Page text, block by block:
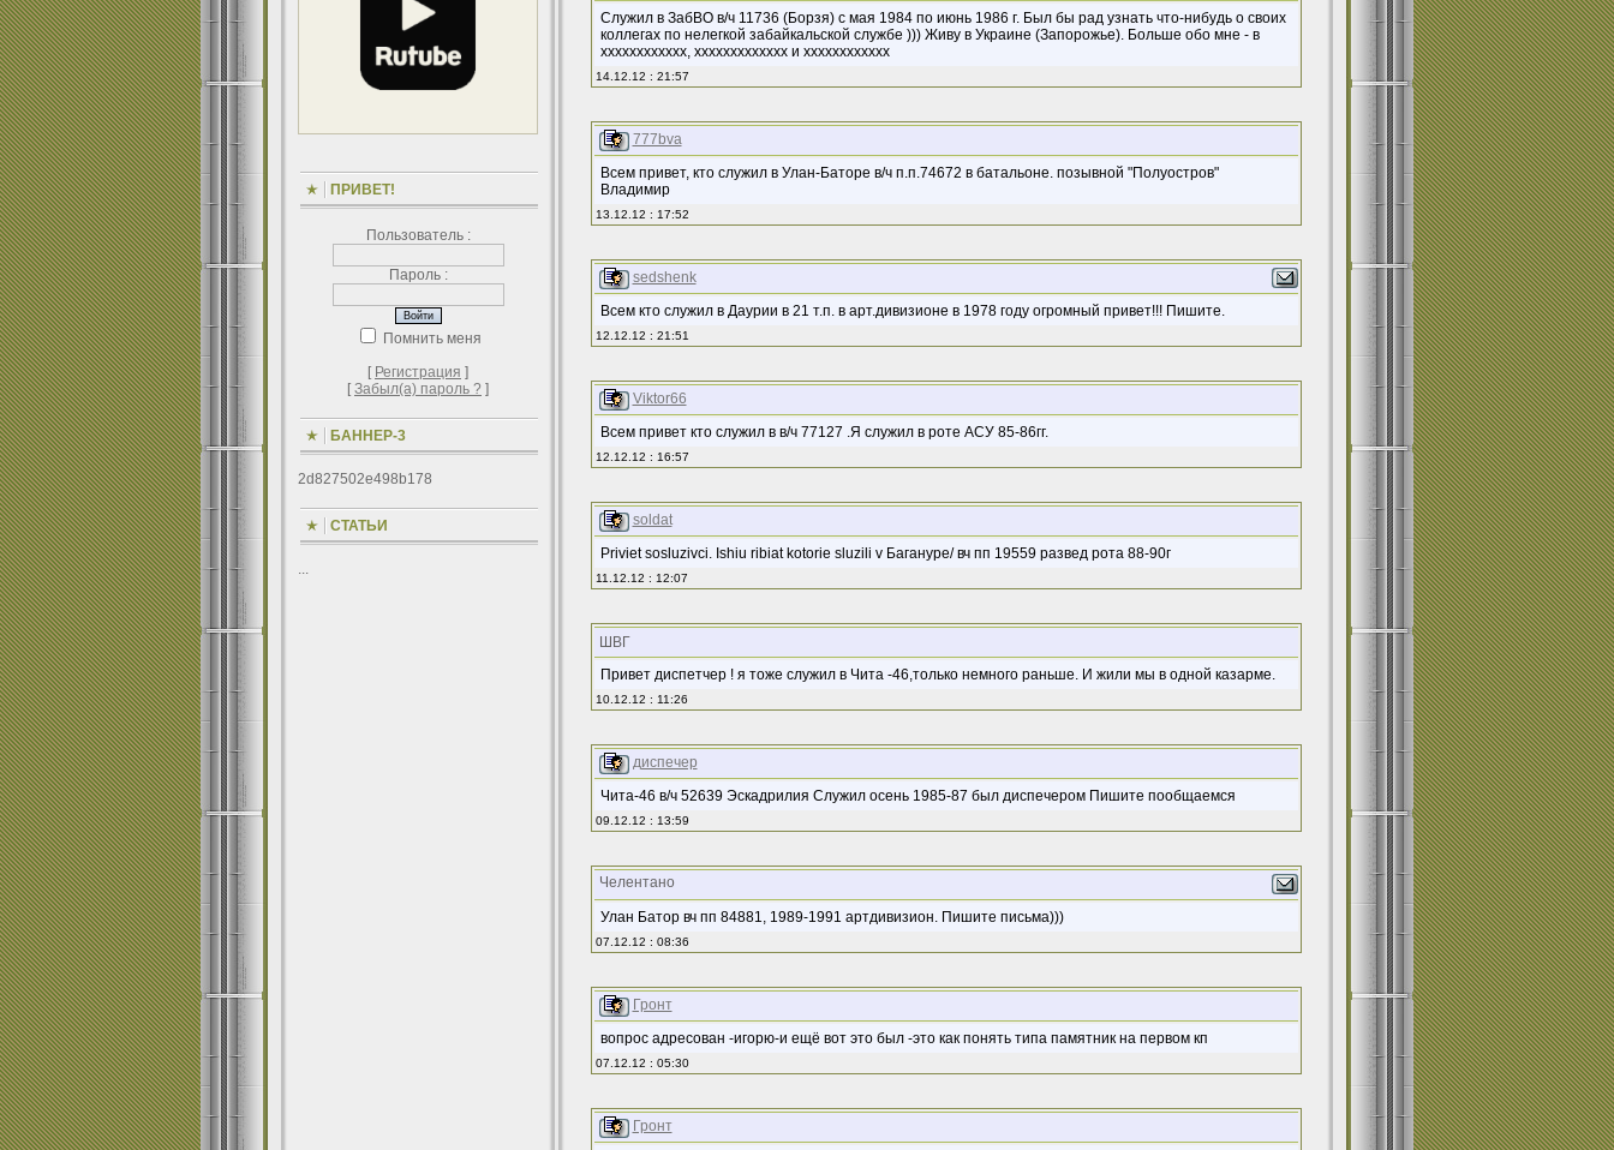
ПРИВЕТ!
Пользователь :
Пароль :
Помнить меня
[ Регистрация ]
[Забыл(а) пароль ? ]
БАННЕР-3
2d827502e498b178
СТАТЬИ
...
Служил в ЗабВО в/ч 11736 (Борзя) с мая 1984 по июнь 1986 г. Был бы рад узнать что-нибудь о своих
коллегах по нелегкой забайкальской службе ))) Живу в Украине (Запорожье). Больше обо мне - в
хххххххххххх, ххххххххххххх и хххххххххххх
14.12.12 : 21:57
777bva
Всем привет, кто служил в Улан-Баторе в/ч п.п.74672 в батальоне. позывной "Полуостров"
Владимир
13.12.12 : 17:52
sedshenk
Всем кто служил в Даурии в 21 т.п. в арт.дивизионе в 1978 году огромный привет!!! Пишите.
12.12.12 : 21:51
Viktor66
Всем привет кто служил в в/ч 77127 .Я служил в роте АСУ 85-86гг.
12.12.12 : 16:57
soldat
Priviet sosluzivci. Ishiu ribiat kotorie sluzili v Баганурe/ вч пп 19559 развед рота 88-90г
11.12.12 : 12:07
ШВГ
Привет диспетчер ! я тоже служил в Чита -46,только немного раньше. И жили мы в одной казарме.
10.12.12 : 11:26
диспечер
Чита-46 в/ч 52639 Эскадрилия Служил осень 1985-87 был диспечером Пишите пообщаемся
09.12.12 : 13:59
Челентано
Улан Батор вч пп 84881, 1989-1991 артдивизион. Пишите письма)))
07.12.12 : 08:36
Гронт
вопрос адресован -игорю-и ещё вот это был -это как понять типа памятник на первом кп
07.12.12 : 05:30
Гронт